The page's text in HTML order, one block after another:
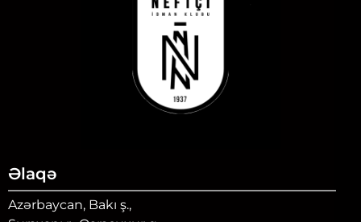
Əlaqə
Azərbaycan, Bakı ş.,